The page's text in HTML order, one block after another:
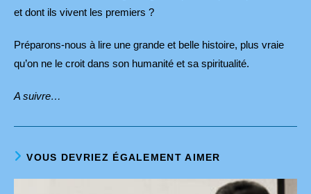
et dont ils vivent les premiers ?
Préparons-nous à lire une grande et belle histoire, plus vraie
qu’on ne le croit dans son humanité et sa spiritualité.
A suivre…
VOUS DEVRIEZ ÉGALEMENT AIMER